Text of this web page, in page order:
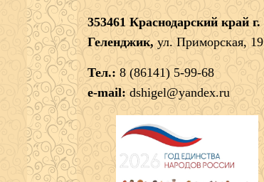
353461 Краснодарский край г.
Геленджик, ул. Приморская, 19
Тел.: 8 (86141) 5-99-68
e-mail: dshigel@yandex.ru